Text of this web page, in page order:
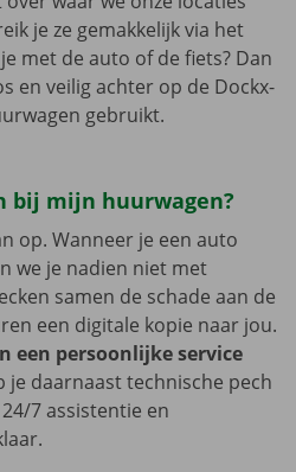
je ze gemakkelijk via het
met de auto of de fiets? Dan
en veilig achter op de Dockx-
gebruikt.
bij mijn huurwagen?
op. Wanneer je een auto
we je nadien niet met
samen de schade aan de
een digitale kopie naar jou.
een persoonlijke service
je daarnaast technische pech
7 assistentie en